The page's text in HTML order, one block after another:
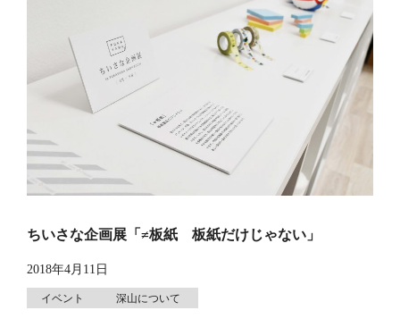
ちいさな企画展「≠板紙 板紙だけじゃない」
2018年4月11日
イベント 深山について